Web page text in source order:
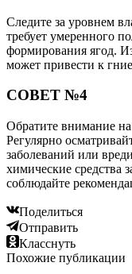
Следите за уровнем
требует умеренного
формирования ягод.
может привести к
СОВЕТ №4
Обратите внимание
Регулярно
заболеваний или
химические средства
соблюдайте
Поделиться
Отправить
Класснуть
Похожие публикации